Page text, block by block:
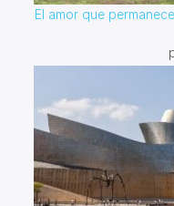
El amor que